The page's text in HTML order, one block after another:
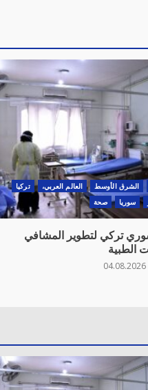
الشرق الأوسط العالم العربي،
تركيا
سوريا صحة
تركي لتطوير المشافي
الطبية